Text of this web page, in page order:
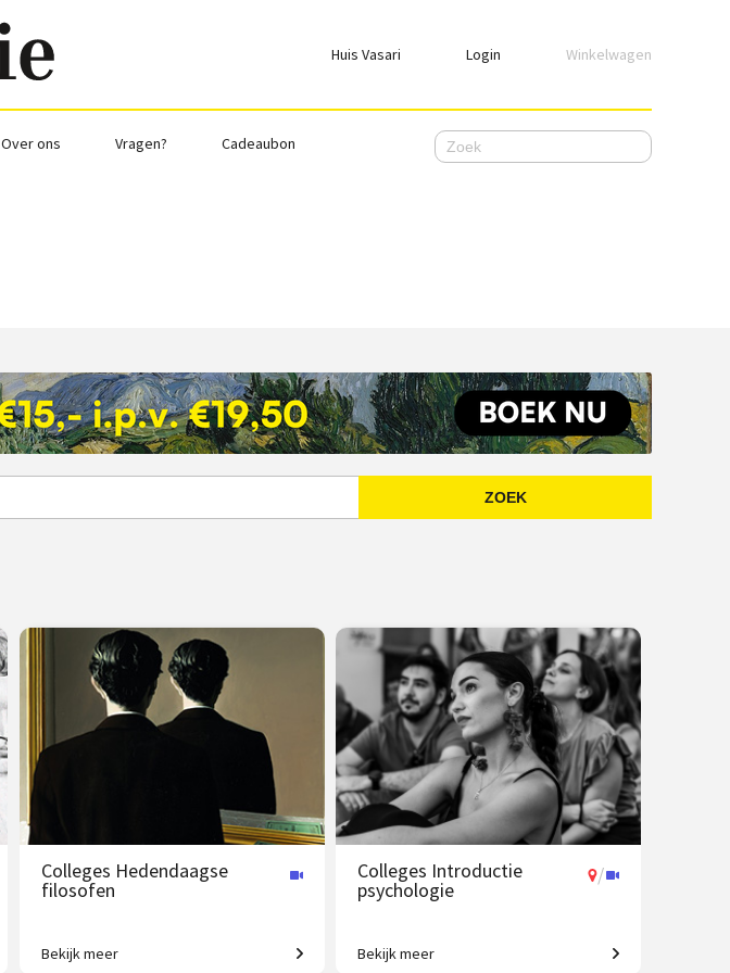
Huis Vasari Login
Login
Emailadres
Nog geen account, meld jehier aan.
Winkelwagen
Over ons Vragen? Cadeaubon
ZOEK
Colleges Hedendaagse
filosofen
Van existentialisme en identiteit tot
Bekijk meer
Colleges Introductie
psychologie
/
Van gedrag tot geheugen, van
Bekijk meer